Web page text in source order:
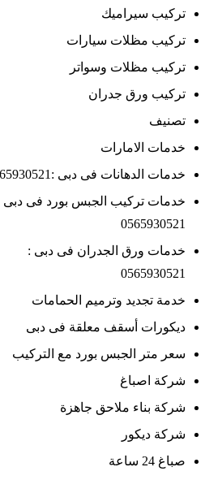
تركيب سيراميك
تركيب مظلات سيارات
تركيب مظلات وسواتر
تركيب ورق جدران
تصنيف
خدمات الامارات
خدمات الدهانات فى دبى :0565930521
خدمات تركيب الجبس بورد فى دبى
0565930521
خدمات ورق الجدران فى دبى :
0565930521
خدمة تجديد وترميم الحمامات
ديكورات أسقف معلقة فى دبى
سعر متر الجبس بورد مع التركيب
شركة اصباغ
شركة بناء ملاحق جاهزة
شركة ديكور
صباغ 24 ساعة